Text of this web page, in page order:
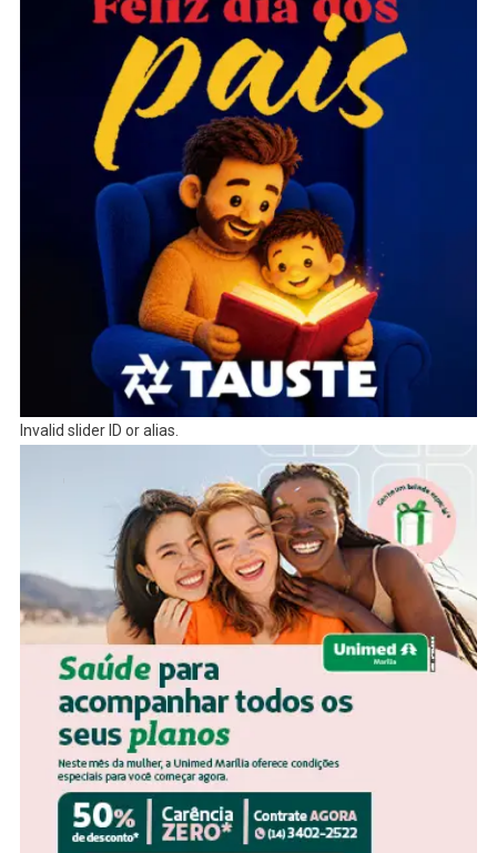
Invalid slider ID or alias.